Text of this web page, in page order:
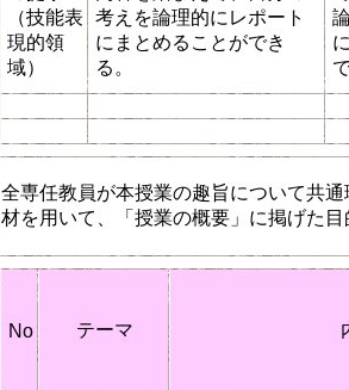
（技能表
現的領
域）
考えを論理的にレポート
にまとめることができ
る。
全専任教員が本授業の趣旨について共
材を用いて、「授業の概要」に掲げた
No テーマ